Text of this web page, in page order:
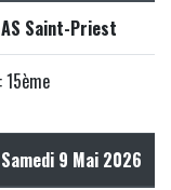
AS Saint-Priest
Samedi 9 Mai 2026